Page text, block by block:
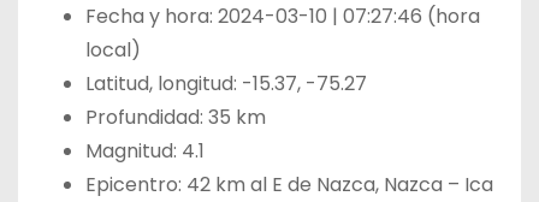
Fecha y hora: 2024-03-10 | 07:27:46 (hora
local)
Latitud, longitud: -15.37, -75.27
Profundidad: 35 km
Magnitud: 4.1
Epicentro: 42 km al E de Nazca, Nazca – Ica